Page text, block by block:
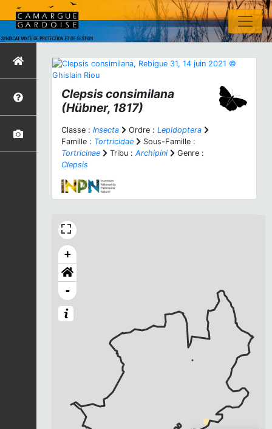
Clepsis consimilana
(Hübner, 1817)
Classe : Insecta Ordre : Lepidoptera
Famille : Tortricidae
Sous-Famille :
Tortricinae
Tribu : Archipini
Genre :
Clepsis
+
-